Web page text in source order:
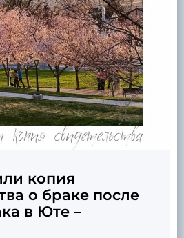
копия
о браке после
в Юте –